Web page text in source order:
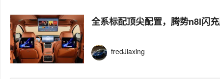
全系标配顶尖配置，腾势n8l闪
fredJiaxing